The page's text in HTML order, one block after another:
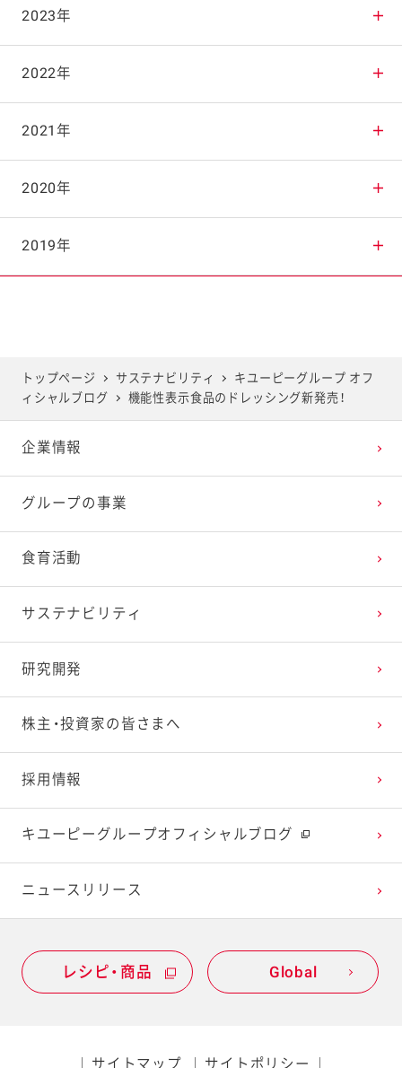
2025年11月
2025年10月
2025年9月
2025年8月
2025年7月
2025年4月
2025年3月
2025年2月
2025年1月
2024年12月
2024年11月
2024年10月
2024年9月
2024年8月
2024年5月
2024年4月
2024年3月
2024年2月
2023年
2023年12月
2023年11月
2023年10月
2023年9月
2023年6月
2023年5月
2023年4月
2023年3月
2022年
2022年12月
2022年11月
2022年10月
2022年7月
2022年6月
2022年5月
2022年4月
2021年
2021年12月
2021年11月
2021年8月
2021年7月
2021年6月
2021年5月
2020年
2020年12月
2020年9月
2020年8月
2020年7月
2020年6月
2019年
2019年10月
2019年9月
2019年8月
2019年7月
トップページ サステナビリティ
キユーピーグループ オフ
ィシャルブログ
機能性表示食品のドレッシング新発売！
企業情報
グループの事業
食育活動
サステナビリティ
研究開発
株主・投資家の皆さまへ
採用情報
キユーピーグループオフィシャルブログ
ニュースリリース
レシピ・商品 Global